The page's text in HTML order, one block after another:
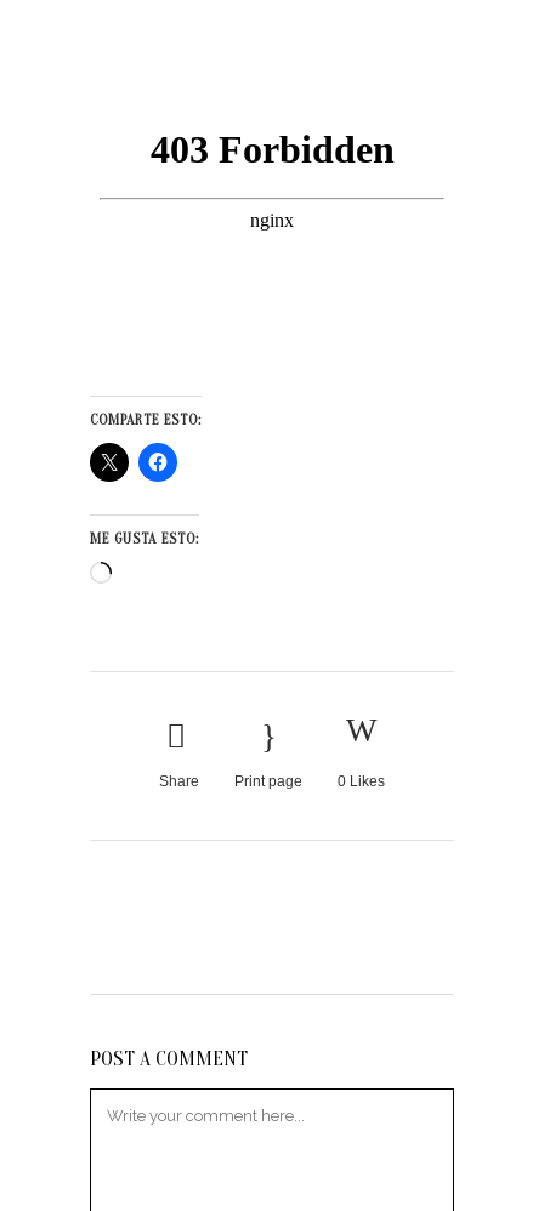
COMPARTE ESTO:
ME GUSTA ESTO:
Cargando...
Share Print page 0 Likes
POST A COMMENT